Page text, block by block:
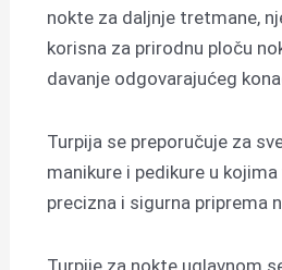
nokte za daljnje tretmane,
korisna za prirodnu ploču
davanje odgovarajućeg
Turpija se preporučuje za
manikure i pedikure u
precizna i sigurna priprema
Turpije za nokte uglavnom